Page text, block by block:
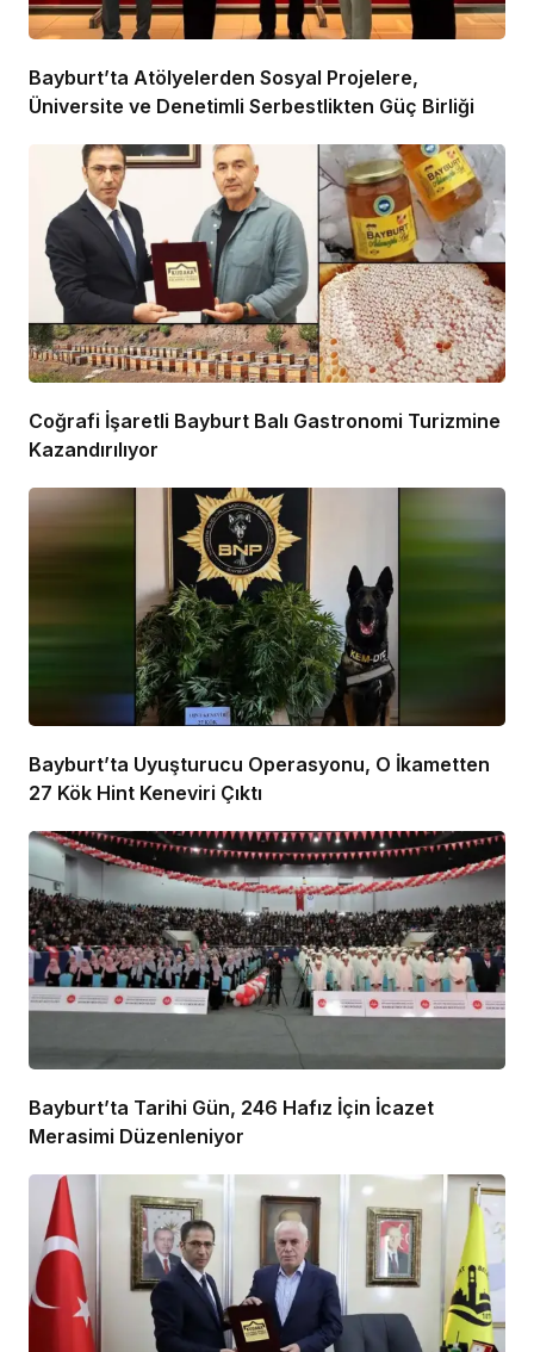
Bayburt’ta Atölyelerden Sosyal Projelere,
Üniversite ve Denetimli Serbestlikten Güç Birliği
Coğrafi İşaretli Bayburt Balı Gastronomi Turizmine
Kazandırılıyor
Bayburt’ta Uyuşturucu Operasyonu, O İkametten
27 Kök Hint Keneviri Çıktı
Bayburt’ta Tarihi Gün, 246 Hafız İçin İcazet
Merasimi Düzenleniyor